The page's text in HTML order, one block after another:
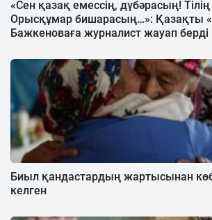
«Сен қазақ емессің, дүбәрасың!
Орысқұмар бишарасың…»: Қазақты
Бажкеноваға журналист жауап берді
Биыл қандастардың жартысынан
келген